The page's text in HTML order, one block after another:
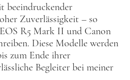
beeindruckender
Zuverlässigkeit – so
R5 Mark II und Canon
Diese Modelle werden
zum Ende ihrer
Begleiter bei meiner